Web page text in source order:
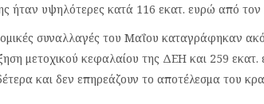
ήταν υψηλότερες κατά 116 εκατ. ευρώ από τον
συναλλαγές του Μαΐου καταγράφηκαν
μετοχικού κεφαλαίου της ΔΕΗ και 259
και δεν επηρεάζουν το αποτέλεσμα του